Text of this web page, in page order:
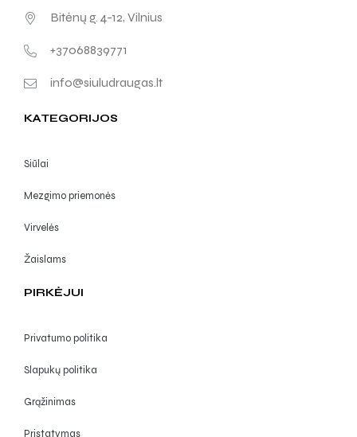
Bitėnų g. 4-12, Vilnius
+37068839771
info@siuludraugas.lt
KATEGORIJOS
Siūlai
Mezgimo priemonės
Virvelės
Žaislams
PIRKĖJUI
Privatumo politika
Slapukų politika
Grąžinimas
Pristatymas